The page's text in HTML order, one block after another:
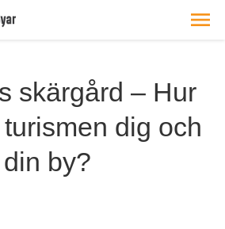
skärgård – Hur
dig och
din by?